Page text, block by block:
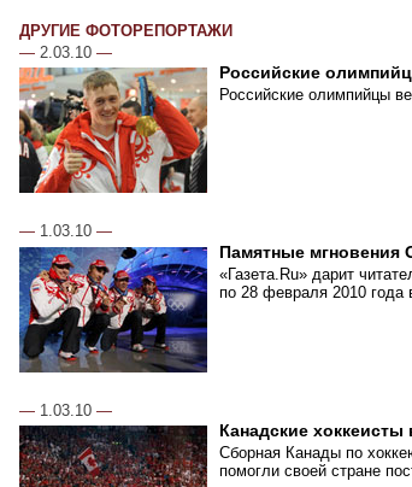
ДРУГИЕ ФОТОРЕПОРТАЖИ
— 2.03.10 —
Российские
Российские олимпийцы
— 1.03.10 —
Памятные мгновения
«Газета.Ru» дарит
по 28 февраля 2010 года
— 1.03.10 —
Канадские
Сборная Канады по
помогли своей стране